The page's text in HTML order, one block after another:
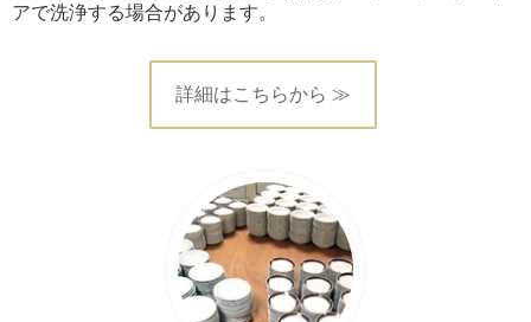
アで洗浄する場合があります。
詳細はこちらから ≫